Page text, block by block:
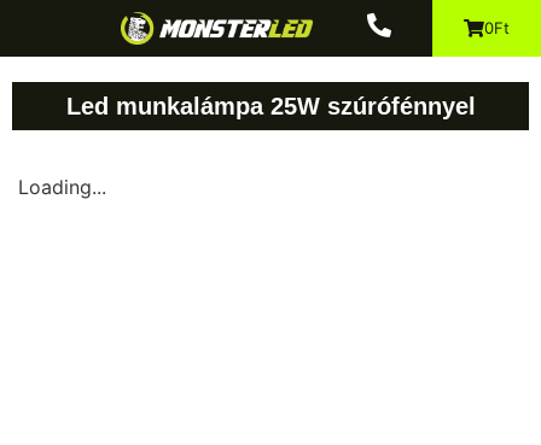
0Ft
Led munkalámpa 25W szúrófénnyel
Loading...